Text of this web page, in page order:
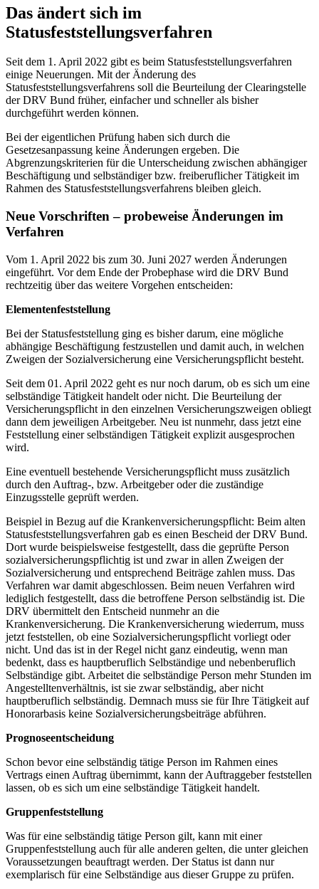
Das ändert sich im
Statusfeststellungsverfahren
Seit dem 1. April 2022 gibt es beim Statusfeststellungsverfahren
einige Neuerungen. Mit der Änderung des
Statusfeststellungsverfahrens soll die Beurteilung der Clearingstelle
der DRV Bund früher, einfacher und schneller als bisher
durchgeführt werden können.
Bei der eigentlichen Prüfung haben sich durch die
Gesetzesanpassung keine Änderungen ergeben. Die
Abgrenzungskriterien für die Unterscheidung zwischen abhängiger
Beschäftigung und selbständiger bzw. freiberuflicher Tätigkeit im
Rahmen des Statusfeststellungsverfahrens bleiben gleich.
Neue Vorschriften – probeweise Änderungen im
Verfahren
Vom 1. April 2022 bis zum 30. Juni 2027 werden Änderungen
eingeführt. Vor dem Ende der Probephase wird die DRV Bund
rechtzeitig über das weitere Vorgehen entscheiden:
Elementenfeststellung
Bei der Statusfeststellung ging es bisher darum, eine mögliche
abhängige Beschäftigung festzustellen und damit auch, in welchen
Zweigen der Sozialversicherung eine Versicherungspflicht besteht.
Seit dem 01. April 2022 geht es nur noch darum, ob es sich um eine
selbständige Tätigkeit handelt oder nicht. Die Beurteilung der
Versicherungspflicht in den einzelnen Versicherungszweigen obliegt
dann dem jeweiligen Arbeitgeber. Neu ist nunmehr, dass jetzt eine
Feststellung einer selbständigen Tätigkeit explizit ausgesprochen
wird.
Eine eventuell bestehende Versicherungspflicht muss zusätzlich
durch den Auftrag-, bzw. Arbeitgeber oder die zuständige
Einzugsstelle geprüft werden.
Beispiel in Bezug auf die Krankenversicherungspflicht: Beim alten
Statusfeststellungsverfahren gab es einen Bescheid der DRV Bund.
Dort wurde beispielsweise festgestellt, dass die geprüfte Person
sozialversicherungspflichtig ist und zwar in allen Zweigen der
Sozialversicherung und entsprechend Beiträge zahlen muss. Das
Verfahren war damit abgeschlossen. Beim neuen Verfahren wird
lediglich festgestellt, dass die betroffene Person selbständig ist. Die
DRV übermittelt den Entscheid nunmehr an die
Krankenversicherung. Die Krankenversicherung wiederrum, muss
jetzt feststellen, ob eine Sozialversicherungspflicht vorliegt oder
nicht. Und das ist in der Regel nicht ganz eindeutig, wenn man
bedenkt, dass es hauptberuflich Selbständige und nebenberuflich
Selbständige gibt. Arbeitet die selbständige Person mehr Stunden im
Angestelltenverhältnis, ist sie zwar selbständig, aber nicht
hauptberuflich selbständig. Demnach muss sie für Ihre Tätigkeit auf
Honorarbasis keine Sozialversicherungsbeiträge abführen.
Prognoseentscheidung
Schon bevor eine selbständig tätige Person im Rahmen eines
Vertrags einen Auftrag übernimmt, kann der Auftraggeber feststellen
lassen, ob es sich um eine selbständige Tätigkeit handelt.
Gruppenfeststellung
Was für eine selbständig tätige Person gilt, kann mit einer
Gruppenfeststellung auch für alle anderen gelten, die unter gleichen
Voraussetzungen beauftragt werden. Der Status ist dann nur
exemplarisch für eine Selbständige aus dieser Gruppe zu prüfen.